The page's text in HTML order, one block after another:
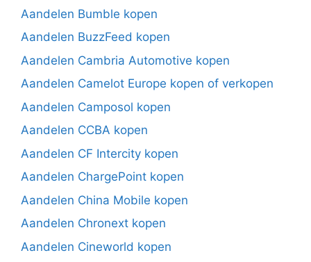
Aandelen Bumble kopen
Aandelen BuzzFeed kopen
Aandelen Cambria Automotive kopen
Aandelen Camelot Europe kopen of verkopen
Aandelen Camposol kopen
Aandelen CCBA kopen
Aandelen CF Intercity kopen
Aandelen ChargePoint kopen
Aandelen China Mobile kopen
Aandelen Chronext kopen
Aandelen Cineworld kopen